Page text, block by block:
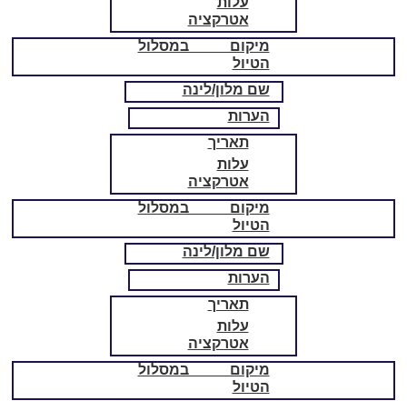
אטרקציה
הערות
מיקום במסלול
הטיול
שם מלון/לינה
תאריך
עלות
אטרקציה
הערות
מיקום במסלול
הטיול
שם מלון/לינה
תאריך
עלות
אטרקציה
מיקום במסלול
הטיול